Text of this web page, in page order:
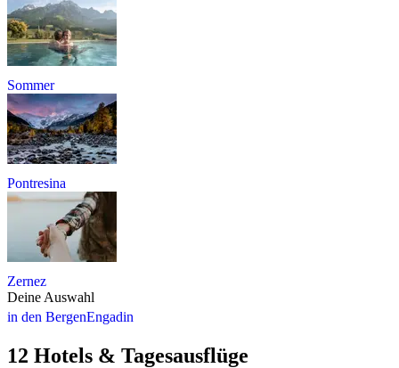
Sommer
Pontresina
Zernez
Deine Auswahl
in den BergenEngadin
12 Hotels & Tagesausflüge